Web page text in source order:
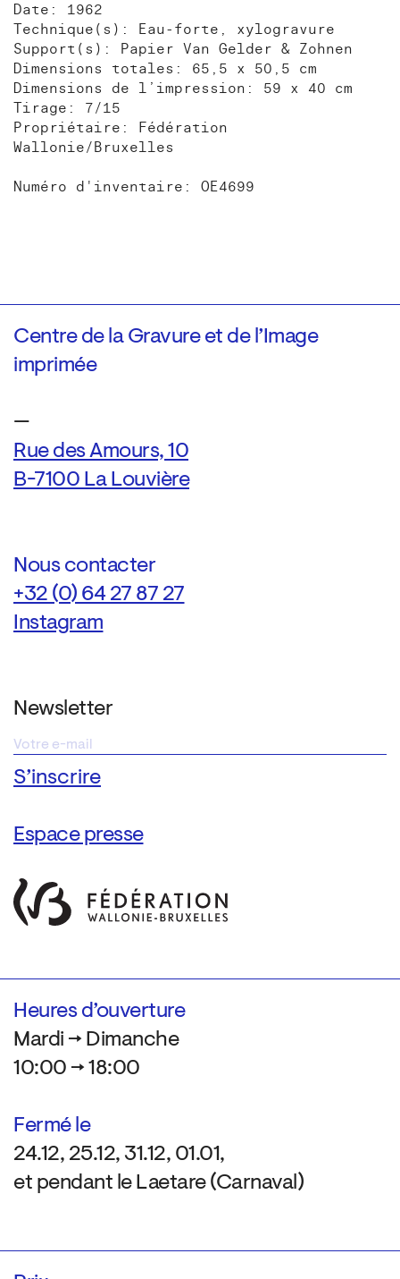
Date: 1962
Technique(s): Eau-forte, xylogravure
Support(s): Papier Van Gelder & Zohnen
Dimensions totales: 65,5 x 50,5 cm
Dimensions de l’impression: 59 x 40 cm
Tirage: 7/15
Propriétaire: Fédération
Wallonie/Bruxelles
Numéro d'inventaire: OE4699
Centre de la Gravure et de l’Image
imprimée
—
Rue des Amours, 10
B-7100 La Louvière
Nous contacter
+32 (0) 64 27 87 27
Instagram
Newsletter
Espace presse
Heures d’ouverture
Mardi → Dimanche
10:00 → 18:00
Fermé le
24.12, 25.12, 31.12, 01.01,
et pendant le Laetare (Carnaval)